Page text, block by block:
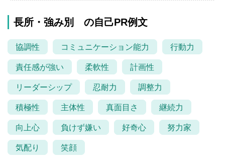
長所・強み別 の自己PR例文
協調性 コミュニケーション能力 行動力
責任感が強い 柔軟性 計画性
リーダーシップ 忍耐力 調整力
積極性 主体性 真面目さ 継続力
向上心 負けず嫌い 好奇心 努力家
気配り 笑顔